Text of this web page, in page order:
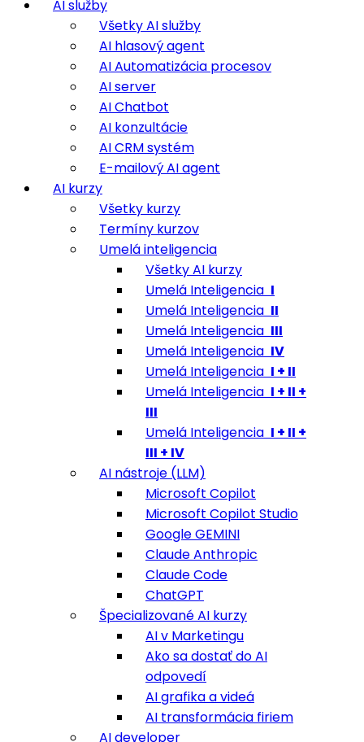
AI služby
Všetky AI služby
AI hlasový agent
AI Automatizácia procesov
AI server
AI Chatbot
AI konzultácie
AI CRM systém
E-mailový AI agent
AI kurzy
Všetky kurzy
Termíny kurzov
Umelá inteligencia
Všetky AI kurzy
Umelá Inteligencia I
Umelá Inteligencia II
Umelá Inteligencia III
Umelá Inteligencia IV
Umelá Inteligencia I + II
Umelá Inteligencia I + II +
III
Umelá Inteligencia I + II +
III + IV
AI nástroje (LLM)
Microsoft Copilot
Microsoft Copilot Studio
Google GEMINI
Claude Anthropic
Claude Code
ChatGPT
Špecializované AI kurzy
AI v Marketingu
Ako sa dostať do AI
odpovedí
AI grafika a videá
AI transformácia firiem
AI developer